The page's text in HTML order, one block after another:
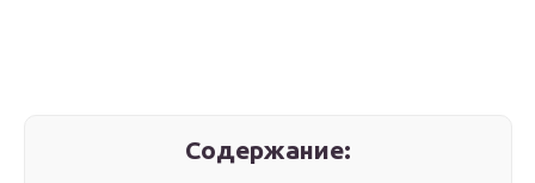
Содержание: